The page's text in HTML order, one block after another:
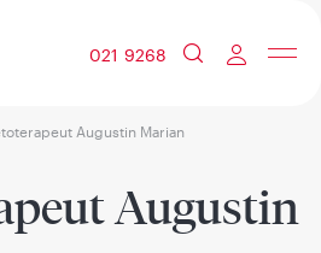
021 9268
Augustin Marian
Augustin